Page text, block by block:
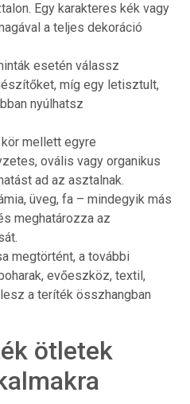
Egy karakteres kék vagy
a teljes dekoráció
esetén válassz
míg egy letisztult,
nyúlhatsz
mellett egyre
ovális vagy organikus
ad az asztalnak.
üveg, fa – mindegyik más
meghatározza az
megtörtént, a további
evőeszköz, textil,
a teríték összhangban
ötletek